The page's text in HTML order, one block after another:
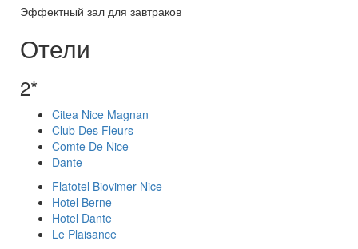
Эффектный зал для завтраков
Отели
2*
Citea Nice Magnan
Club Des Fleurs
Comte De Nice
Dante
Flatotel Biovimer Nice
Hotel Berne
Hotel Dante
Le Plaisance